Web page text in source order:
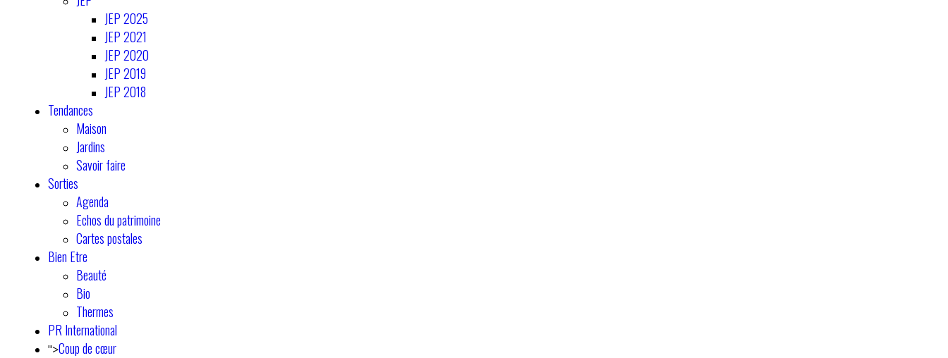
JEP 2025
JEP 2021
JEP 2020
JEP 2019
JEP 2018
Tendances
Maison
Jardins
Savoir faire
Sorties
Agenda
Echos du patrimoine
Cartes postales
Bien Etre
Beauté
Bio
Thermes
PR International
">Coup de cœur